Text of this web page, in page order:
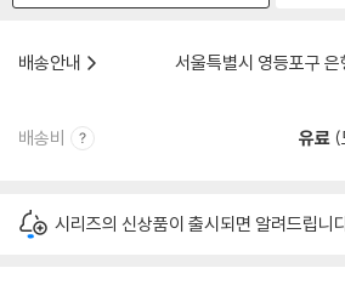
배송안내
서울특별시 영등포구
배송비 유료
시리즈의 신상품이 출시되면 알려드립니